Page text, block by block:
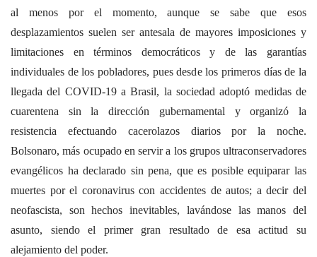
al menos por el momento, aunque se sabe que esos
desplazamientos suelen ser antesala de mayores imposiciones y
limitaciones en términos democráticos y de las garantías
individuales de los pobladores, pues desde los primeros días de la
llegada del COVID-19 a Brasil, la sociedad adoptó medidas de
cuarentena sin la dirección gubernamental y organizó la
resistencia efectuando cacerolazos diarios por la noche.
Bolsonaro, más ocupado en servir a los grupos ultraconservadores
evangélicos ha declarado sin pena, que es posible equiparar las
muertes por el coronavirus con accidentes de autos; a decir del
neofascista, son hechos inevitables, lavándose las manos del
asunto, siendo el primer gran resultado de esa actitud su
alejamiento del poder.